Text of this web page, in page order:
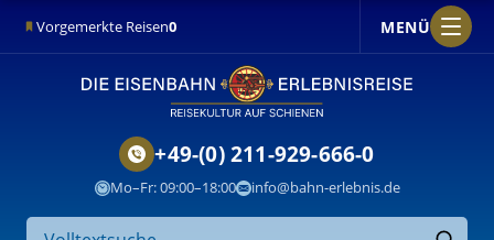
Vorgemerkte Reisen0 MENÜ
Suche
+49-(0) 211-929-666-0
Mo–Fr: 09:00–18:00 info@bahn-erlebnis.de